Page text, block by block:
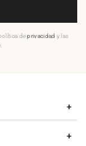
deprivacidad y las